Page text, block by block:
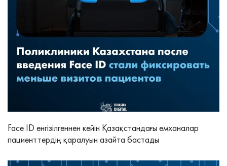
Face ID енгізілгеннен кейін Қазақстандағы емханалар
пациенттердің қаралуын азайта бастады